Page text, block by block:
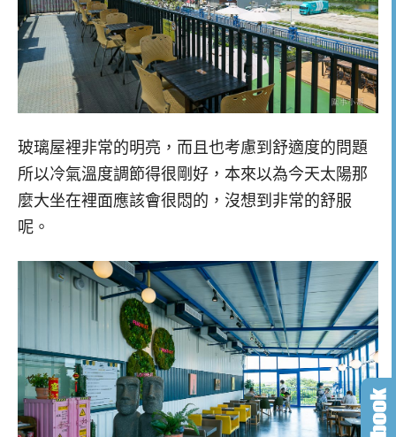
玻璃屋裡非常的明亮，而且也考慮到舒適度的問題
所以冷氣溫度調節得很剛好，本來以為今天太陽那
麼大坐在裡面應該會很悶的，沒想到非常的舒服
呢。